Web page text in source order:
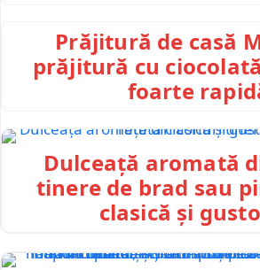
Prăjitură de casă
prăjitură cu
foarte
Dulceață aromată
tinere de brad sau
clasică și